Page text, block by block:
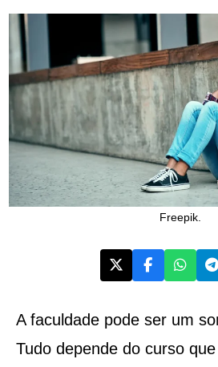
Freepik.
A faculdade pode ser um
Tudo depende do curso